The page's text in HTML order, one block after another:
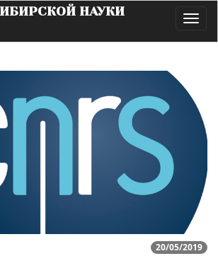
НАУКИ
20/05/2019